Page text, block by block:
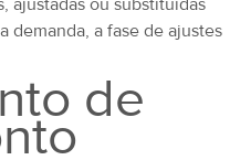
ajustadas ou substituídas
demanda, a fase de ajustes
de